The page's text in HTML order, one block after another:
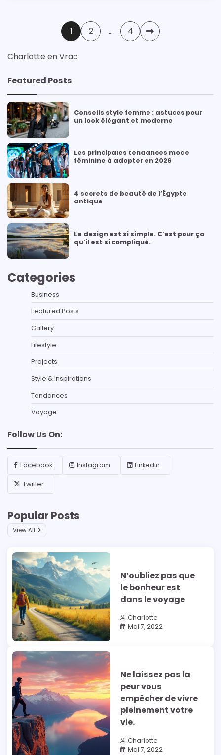
Pagination1 2 … 4
Charlotte en Vrac
Featured Posts
Conseils style femme : astuces pour
un look élégant et moderne
Les principales tendances mode
féminine à adopter en 2026
4 secrets de beauté de l’Égypte
antique
Le design est si simple. C’est pour ça
qu’il est si compliqué.
Categories
Business
Featured Posts
Gallery
Lifestyle
Projects
Style & Inspirations
Tendances
Voyage
Follow Us On:
Facebook Instagram
Linkedin
Twitter
Popular Posts
View All
N’oubliez pas que
le bonheur est
dans le voyage
Charlotte
Mai 7, 2022
Ne laissez pas la
peur vous
empêcher de vivre
pleinement votre
vie.
Charlotte
Mai 7, 2022